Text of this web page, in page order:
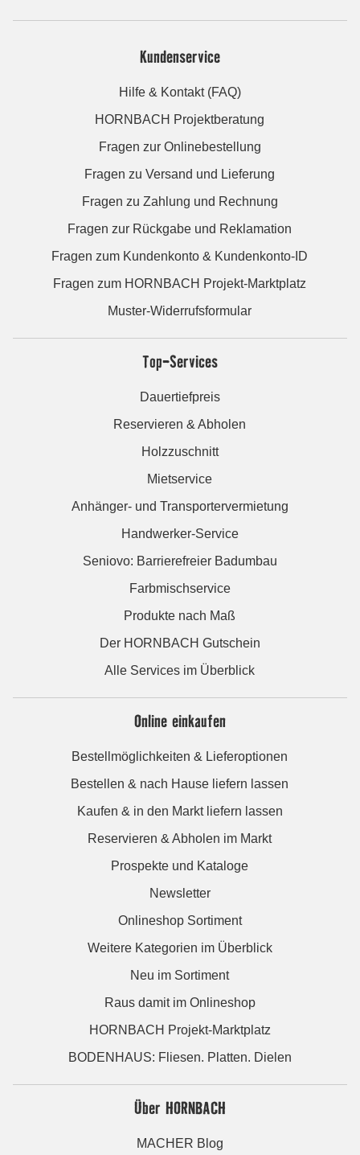
Kundenservice
Hilfe & Kontakt (FAQ)
HORNBACH Projektberatung
Fragen zur Onlinebestellung
Fragen zu Versand und Lieferung
Fragen zu Zahlung und Rechnung
Fragen zur Rückgabe und Reklamation
Fragen zum Kundenkonto & Kundenkonto-ID
Fragen zum HORNBACH Projekt-Marktplatz
Muster-Widerrufsformular
Top-Services
Dauertiefpreis
Reservieren & Abholen
Holzzuschnitt
Mietservice
Anhänger- und Transportervermietung
Handwerker-Service
Seniovo: Barrierefreier Badumbau
Farbmischservice
Produkte nach Maß
Der HORNBACH Gutschein
Alle Services im Überblick
Online einkaufen
Bestellmöglichkeiten & Lieferoptionen
Bestellen & nach Hause liefern lassen
Kaufen & in den Markt liefern lassen
Reservieren & Abholen im Markt
Prospekte und Kataloge
Newsletter
Onlineshop Sortiment
Weitere Kategorien im Überblick
Neu im Sortiment
Raus damit im Onlineshop
HORNBACH Projekt-Marktplatz
BODENHAUS: Fliesen. Platten. Dielen
Über HORNBACH
MACHER Blog